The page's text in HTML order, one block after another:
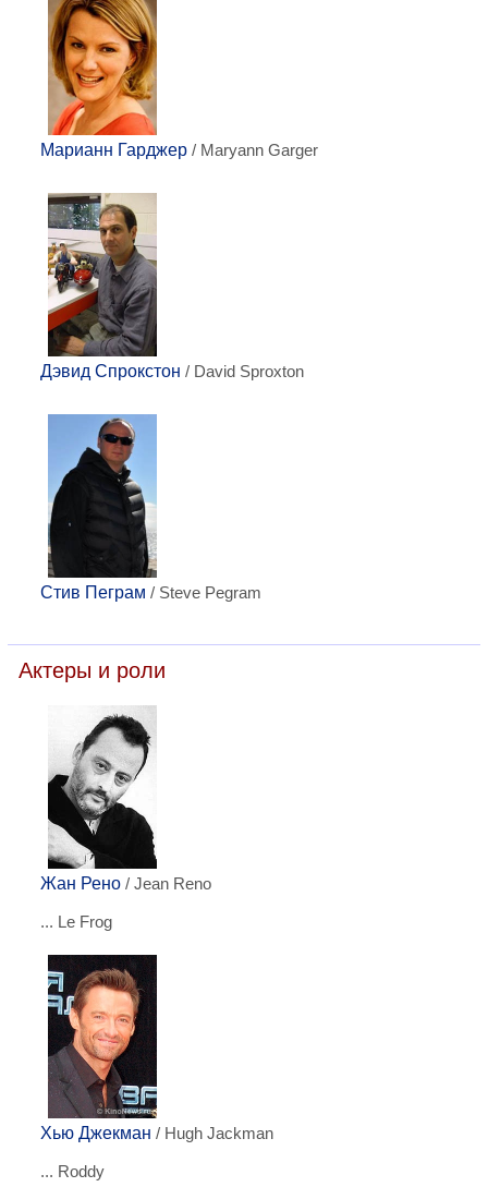
Марианн Гарджер / Maryann Garger
Дэвид Спрокстон / David Sproxton
Стив Пеграм / Steve Pegram
Актеры и роли
Жан Рено / Jean Reno
... Le Frog
Хью Джекман / Hugh Jackman
... Roddy